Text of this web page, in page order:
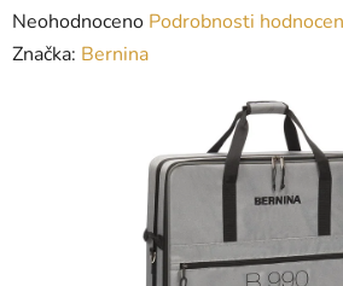
Průměrné
hodnocení
Neohodnoceno Podrobnosti
Značka: Bernina